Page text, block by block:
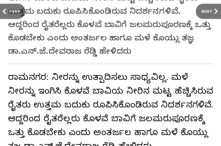
PREV NEXT
ಉತ್ತಮ ಬದುಕು ರೂಪಿಸಿಕೊಂಡಿರುವ ನಿದರ್ಶನಗಳಿವೆ.
ಆದ್ದರಿಂದ ರೈತರೆಲ್ಲರು ಕೊಳವೆ ಬಾವಿಗೆ ಜಲಮರುಪೂರಣಕ್ಕೆ ಒತ್ತು
ಕೊಡಬೇಕು ಎಂದು ಅಂತರ್ಜಲ ಹಾಗೂ ಮಳೆ ಕೊಯ್ಲು ತಜ್ಞ
ಡಾ.ಎನ್.ಜೆ.ದೇವರಾಜ ರೆಡ್ಡಿ ಹೇಳಿದರು
ರಾಮನಗರ: ನೀರನ್ನು ಉತ್ಪಾದಿಸಲು ಸಾಧ್ಯವಿಲ್ಲ. ಮಳೆ
ನೀರನ್ನು ಇಂಗಿಸಿ ಕೊಳವೆ ಬಾವಿಯ ನೀರಿನ ಮಟ್ಟ ಹೆಚ್ಚಿಸಿರುವ
ರೈತರು ಉತ್ತಮ ಬದುಕು ರೂಪಿಸಿಕೊಂಡಿರುವ ನಿದರ್ಶನಗಳಿವೆ.
ಆದ್ದರಿಂದ ರೈತರೆಲ್ಲರು ಕೊಳವೆ ಬಾವಿಗೆ ಜಲಮರುಪೂರಣಕ್ಕೆ
ಒತ್ತು ಕೊಡಬೇಕು ಎಂದು ಅಂತರ್ಜಲ ಹಾಗೂ ಮಳೆ ಕೊಯ್ಲು